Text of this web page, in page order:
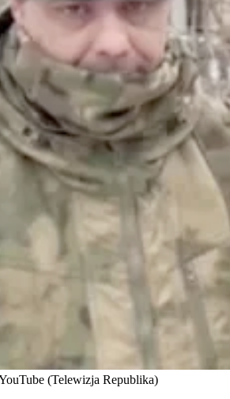
(Telewizja Republika)